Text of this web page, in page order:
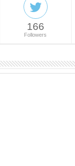
166
Followers